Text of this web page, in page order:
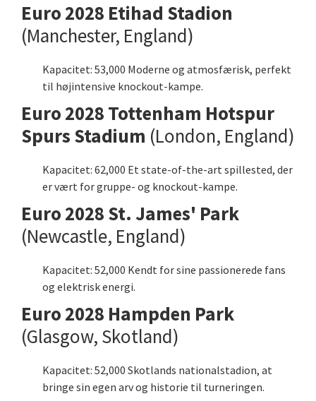
Euro 2028 Etihad Stadion
(Manchester, England)
Kapacitet: 53,000 Moderne og atmosfærisk, perfekt
til højintensive knockout-kampe.
Euro 2028 Tottenham Hotspur
Spurs Stadium (London, England)
Kapacitet: 62,000 Et state-of-the-art spillested, der
er vært for gruppe- og knockout-kampe.
Euro 2028 St. James' Park
(Newcastle, England)
Kapacitet: 52,000 Kendt for sine passionerede fans
og elektrisk energi.
Euro 2028 Hampden Park
(Glasgow, Skotland)
Kapacitet: 52,000 Skotlands nationalstadion, at
bringe sin egen arv og historie til turneringen.